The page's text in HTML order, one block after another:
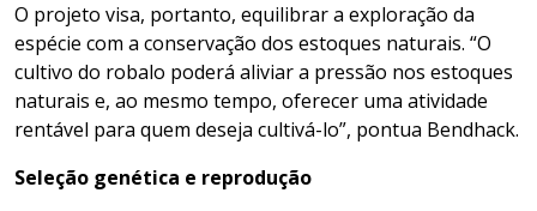
O projeto visa, portanto, equilibrar a exploração da
espécie com a conservação dos estoques naturais. “O
cultivo do robalo poderá aliviar a pressão nos estoques
naturais e, ao mesmo tempo, oferecer uma atividade
rentável para quem deseja cultivá-lo”, pontua Bendhack.
Seleção genética e reprodução